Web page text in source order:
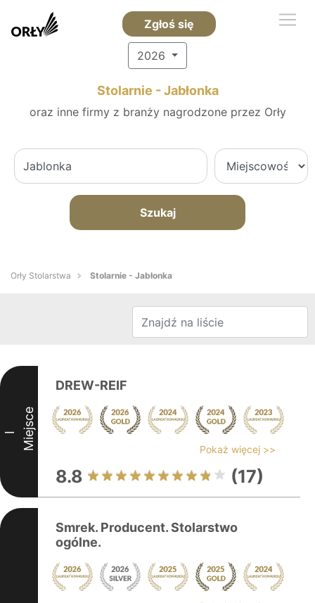
Zgłoś się
2026
Stolarnie - Jabłonka
oraz inne firmy z branży nagrodzone przez Orły
Szukaj
Orły Stolarstwa Stolarnie - Jabłonka
I Miejsce
DREW-REIF
Pokaż więcej >>
8.8 (17)
Smrek. Producent. Stolarstwo
ogólne.